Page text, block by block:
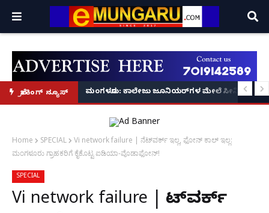
ಬ್ರೇಕಿಂಗ್ ನ್ಯೂಸ್
ಪತ್ತೆ; ಮೂವರು ವಿದ್ಯಾರ್ಥಿಗಳು ವಶಕ್ಕೆ – ಕಾಲೇಜು ಆಡಳಿತದ ತಪಾಸಣೆಗೆ ಕಮಿಷನರ್ ರೆಡ್ಡಿ
ಮಂಗಳೂರು: ಕಾಲೇಜು ಜೂನಿಯರ್‌ಗಳ ಮೇಲೆ
Home SPECIAL
Vi network failure | ನೆಟ್‌ವರ್ಕ್ ಇಲ್ಲ, ಫೋನ್ ಕಾಲ್‌ ಇಲ್ಲ:
ಮಂಗಳೂರು ಗ್ರಾಹಕರಿಗೆ ಕೈಕೊಟ್ಟ ಐಡಿಯಾ-ವೊಡಾಫೋನ್!
SPECIAL
Vi network failure | ನೆಟ್‌ವರ್ಕ್